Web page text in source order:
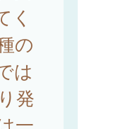
く
の
は
発